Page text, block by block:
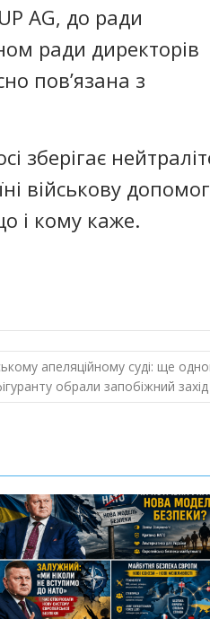
AG, до ради
ради директорів
пов’язана з
зберігає
військову
і кому каже.
апеляційному суді: ще
обрали запобіжний захід